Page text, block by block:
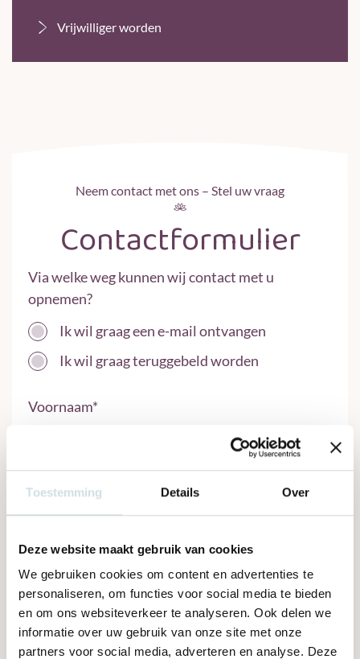
Toestemming Details Over
Deze website maakt gebruik van cookies
We gebruiken cookies om content en advertenties te
personaliseren, om functies voor social media te bieden
en om ons websiteverkeer te analyseren. Ook delen we
informatie over uw gebruik van onze site met onze
partners voor social media, adverteren en analyse. Deze
Vrijwilliger worden
Neem contact met ons – Stel uw vraag
Contactformulier
Via welke weg kunnen wij contact met u
opnemen?
Ik wil graag een e-mail ontvangen
Ik wil graag teruggebeld worden
Voornaam*
Achternaam
E-mail*